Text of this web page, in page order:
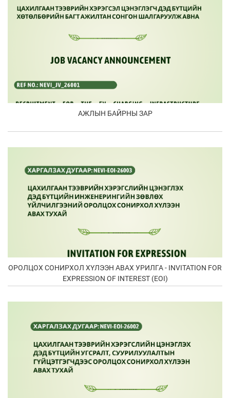
АЖЛЫН БАЙРНЫ ЗАР
ОРОЛЦОХ СОНИРХОЛ ХҮЛЭЭН АВАХ УРИЛГА - INVITATION FOR
EXPRESSION OF INTEREST (EOI)